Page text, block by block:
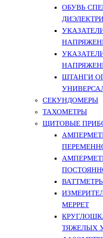
ОБУВЬ
ШТАНГИ
СЕКУНДОМЕРЫ
ТАХОМЕТРЫ
ЩИТОВЫЕ
МЕРРЕТ
ТЯЖЕЛЫХ